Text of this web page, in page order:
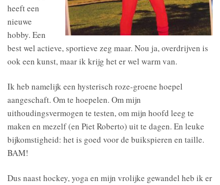
heeft een
nieuwe
hobby. Een
best wel actieve, sportieve zeg maar. Nou ja, overdrijven is
ook een kunst, maar ik krijg het er wel warm van.
Ik heb namelijk een hysterisch roze-groene hoepel
aangeschaft. Om te hoepelen. Om mijn
uithoudingsvermogen te testen, om mijn hoofd leeg te
maken en mezelf (en Piet Roberto) uit te dagen. En leuke
bijkomstigheid: het is goed voor de buikspieren en taille.
BAM!
Dus naast hockey, yoga en mijn vrolijke gewandel heb ik er